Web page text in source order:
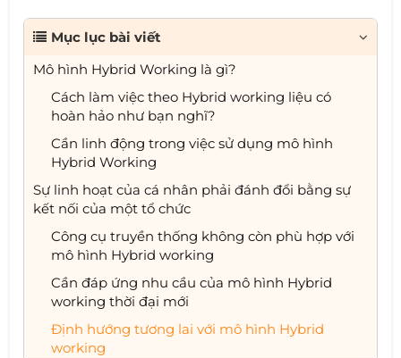
Mục lục bài viết
Mô hình Hybrid Working là gì?
Cách làm việc theo Hybrid working liệu có
hoàn hảo như bạn nghĩ?
Cần linh động trong việc sử dụng mô hình
Hybrid Working
Sự linh hoạt của cá nhân phải đánh đổi bằng sự
kết nối của một tổ chức
Công cụ truyền thống không còn phù hợp với
mô hình Hybrid working
Cần đáp ứng nhu cầu của mô hình Hybrid
working thời đại mới
Định hướng tương lai với mô hình Hybrid
working